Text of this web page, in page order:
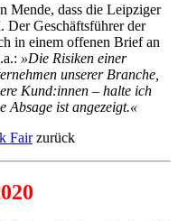
Mende, dass die Leipziger
Der Geschäftsführer der
in einem offenen Brief an
»Die Risiken einer
unserer Branche,
Kund:innen – halte ich
Absage ist angezeigt.«
Fairzurück